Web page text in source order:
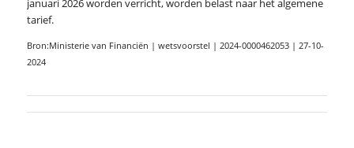
januari 2026 worden verricht, worden belast naar het algemene
tarief.
Bron:Ministerie van Financiën | wetsvoorstel | 2024-0000462053 | 27-10-
2024